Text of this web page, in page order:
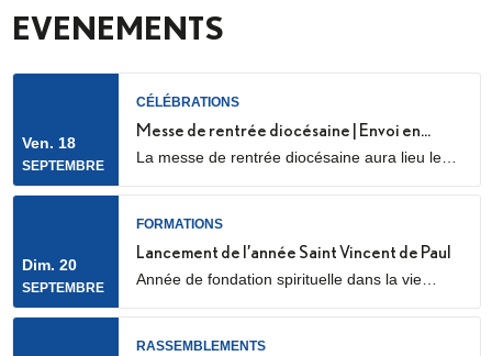
EVENEMENTS
Ven. 18
SEPTEMBRE
CÉLÉBRATIONS
Messe de rentrée diocésaine | Envoi en
mission des LME
La messe de rentrée diocésaine aura lieu le
(28 Rue de l’Église, 92000 Nanterre) Elle sera
marquée par l’envoi en mission des Laïcs en
en mission ecclésiale ? Les Laïcs en...
Dim. 20
SEPTEMBRE
FORMATIONS
Lancement de l’année Saint Vincent de Paul
Année de fondation spirituelle dans la vie
biblique, accompagnement spirituel, service
RASSEMBLEMENTS